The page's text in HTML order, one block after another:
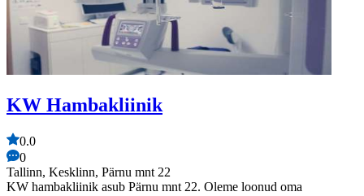
KW Hambakliinik
0.0
0
Tallinn, Kesklinn, Pärnu mnt 22
KW hambakliinik asub Pärnu mnt 22. Oleme loonud oma